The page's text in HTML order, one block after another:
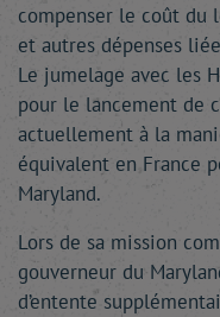
compenser le coût du
et autres dépenses
Le jumelage avec les
pour le lancement de
actuellement à la
équivalent en France
Maryland.
Lors de sa mission
gouverneur du
d’entente